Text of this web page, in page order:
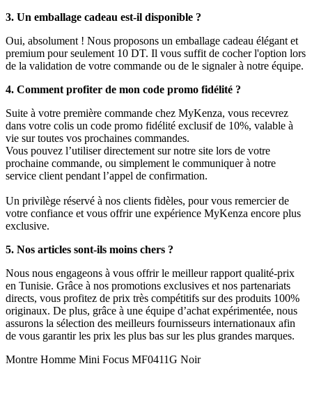
3. Un emballage cadeau est-il disponible ?
Oui, absolument ! Nous proposons un emballage cadeau élégant et
premium pour seulement 10 DT. Il vous suffit de cocher l'option lors
de la validation de votre commande ou de le signaler à notre équipe.
4. Comment profiter de mon code promo fidélité ?
Suite à votre première commande chez MyKenza, vous recevrez
dans votre colis un code promo fidélité exclusif de 10%, valable à
vie sur toutes vos prochaines commandes.
Vous pouvez l’utiliser directement sur notre site lors de votre
prochaine commande, ou simplement le communiquer à notre
service client pendant l’appel de confirmation.
Un privilège réservé à nos clients fidèles, pour vous remercier de
votre confiance et vous offrir une expérience MyKenza encore plus
exclusive.
5. Nos articles sont-ils moins chers ?
Nous nous engageons à vous offrir le meilleur rapport qualité-prix
en Tunisie. Grâce à nos promotions exclusives et nos partenariats
directs, vous profitez de prix très compétitifs sur des produits 100%
originaux. De plus, grâce à une équipe d’achat expérimentée, nous
assurons la sélection des meilleurs fournisseurs internationaux afin
de vous garantir les prix les plus bas sur les plus grandes marques.
Montre Homme Mini Focus MF0411G Noir